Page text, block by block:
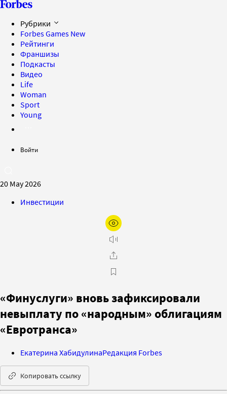
Рубрики
Forbes Games New
Рейтинги
Франшизы
Подкасты
Видео
Life
Woman
Sport
Young
Войти
20 May 2026
Инвестиции
«Финуслуги» вновь зафиксировали
невыплату по «народным» облигациям
«Евротранса»
Екатерина ХабидулинаРедакция Forbes
Копировать ссылку